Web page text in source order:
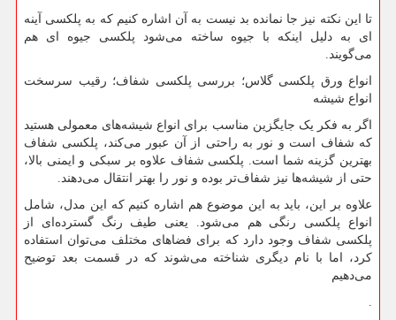
تا این نکته نیز جا نمانده بد نیست به آن اشاره کنیم که به پلکسی آینه
ای به دلیل اینکه با جیوه ساخته می‌شود پلکسی جیوه ای هم
می‌گویند.
انواع ورق پلکسی گلاس؛ بررسی پلکسی شفاف؛ رقیب سرسخت
انواع شیشه
اگر به فکر یک جایگزین مناسب برای انواع شیشه‌های معمولی هستید
که شفاف است و نور به راحتی از آن عبور می‌کند، پلکسی شفاف
بهترین گزینه شما است. پلکسی شفاف علاوه بر سبکی و ایمنی بالا،
حتی از شیشه‌ها نیز شفاف‌تر بوده و نور را بهتر انتقال می‌دهند.
علاوه بر این، باید به این موضوع هم اشاره کنیم که این مدل، شامل
انواع پلکسی رنگی هم می‌شود. یعنی طیف رنگ گسترده‌ای از
پلکسی شفاف وجود دارد که برای فضاهای مختلف می‌توان استفاده
کرد، اما با نام دیگری شناخته می‌شوند که در قسمت بعد توضیح
می‌دهیم